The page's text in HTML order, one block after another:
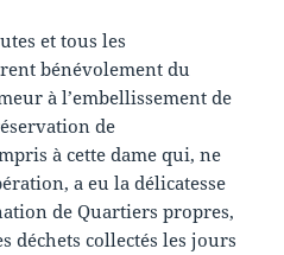
et tous les
bénévolement du
à l’embellissement de
de
à cette dame qui, ne
a eu la délicatesse
de Quartiers propres,
déchets collectés les jours